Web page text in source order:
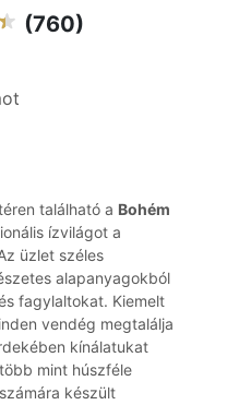
(760)
található a Bohém
ízvilágot a
üzlet széles
alapanyagokból
fagylaltokat. Kiemelt
vendég megtalálja
kínálatukat
mint húszféle
készült